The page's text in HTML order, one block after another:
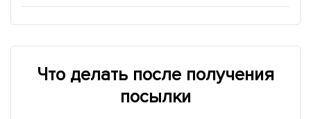
Что делать после получения
посылки